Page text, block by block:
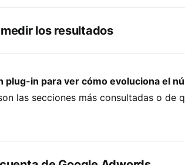
los resultados
plug-in para ver cómo evoluciona el
las secciones más consultadas o de